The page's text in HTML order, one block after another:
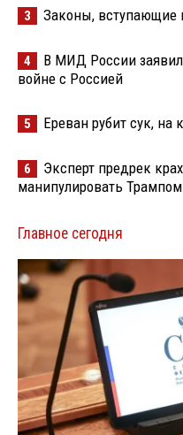
3 Законы, вступающие
4
В МИД России
войне с Россией
5 Ереван рубит сук, на
6
Эксперт предрек
манипулировать Трампом
Главное сегодня